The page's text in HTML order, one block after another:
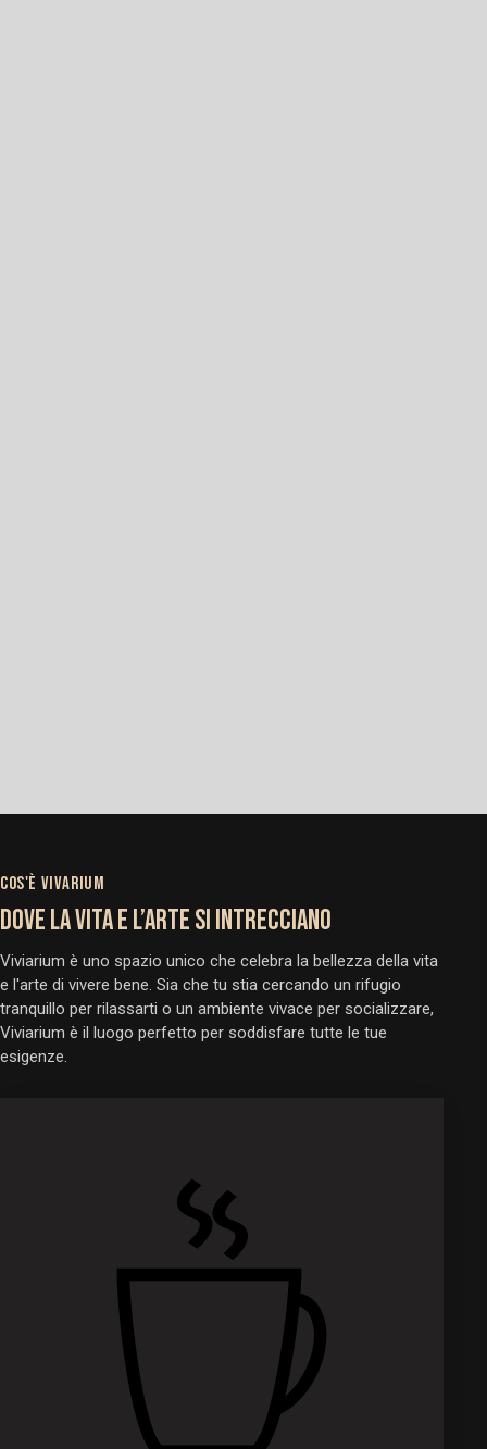
COS'È VIVARIUM
DOVE LA VITA E L’ARTE SI INTRECCIANO
Viviarium è uno spazio unico che celebra la bellezza della vita
e l'arte di vivere bene. Sia che tu stia cercando un rifugio
tranquillo per rilassarti o un ambiente vivace per socializzare,
Viviarium è il luogo perfetto per soddisfare tutte le tue
esigenze.